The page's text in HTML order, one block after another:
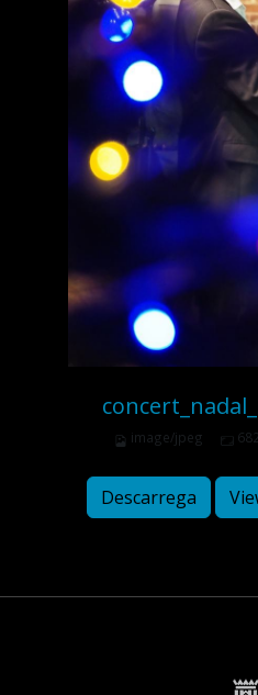
image/jpeg
Descarrega